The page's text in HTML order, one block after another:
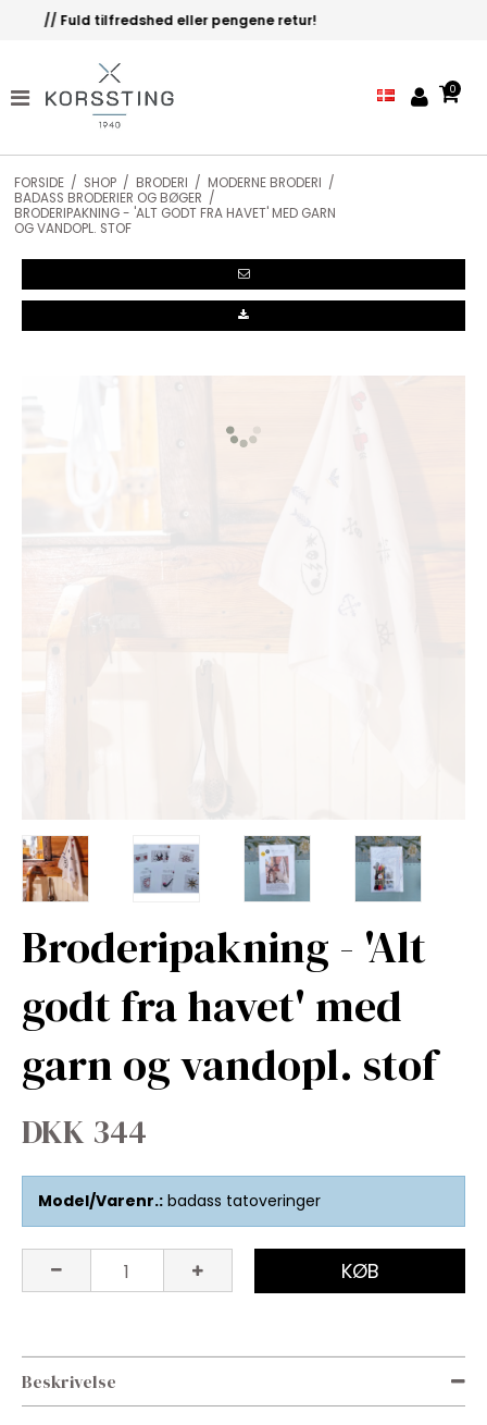
Let's Stitch @.. korssting - 4. generation!
0
FORSIDE / SHOP / BRODERI / MODERNE BRODERI /
BADASS BRODERIER OG BØGER /
BRODERIPAKNING - 'ALT GODT FRA HAVET' MED GARN
OG VANDOPL. STOF
Broderipakning - 'Alt
godt fra havet' med
garn og vandopl. stof
DKK 344
Model/Varenr.: badass tatoveringer
KØB
Beskrivelse